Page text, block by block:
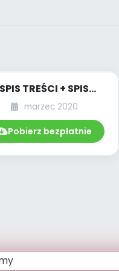
SPIS TREŚCI + SPIS
POMOCY
DYDAKTYCZNYCH
03.222/2020
marzec 2020
Pobierz bezpłatnie